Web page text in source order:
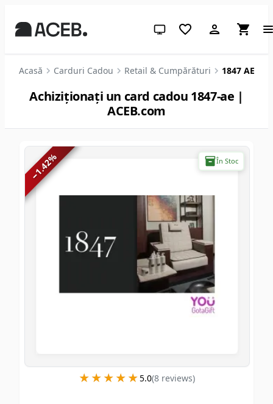
Temă sistem (apasă pentru
Acasă Carduri Cadou Retail & Cumpărături 1847 AE
Achiziționați un card cadou 1847-ae |
ACEB.com
În Stoc
−
1.42
%
★★★★★
★★★★★5.0(8reviews)